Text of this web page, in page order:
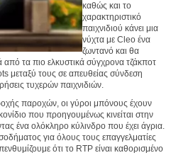
καθώς και το
χαρακτηριστικό
παιχνιδιού κάνει μια
νύχτα με Cleo ένα
ζωντανό και θα
από τα πιο ελκυστικά σύγχρονα τζάκποτ
μεταξύ τους σε απευθείας σύνδεση
τυχερών παιχνιδιών.
παροχών, οι γύροι μπόνους έχουν
που προηγουμένως κινείται στην
ένα ολόκληρο κύλινδρο που έχει άγρια.
για όλους τους επαγγελματίες
ότι το RTP είναι καθορισμένο